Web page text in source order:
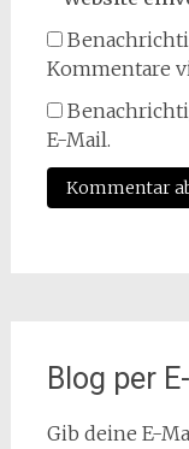
Kommentare
E-Mail.
Blog per
Gib deine E-